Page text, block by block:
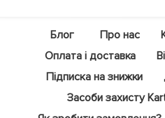
Блог Про нас
Оплата і доставка
Підписка на знижки
Засоби захисту